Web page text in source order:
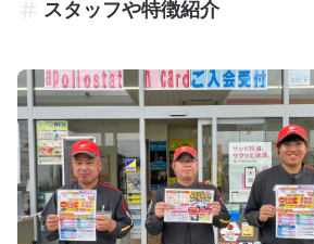
スタッフや特徴紹介